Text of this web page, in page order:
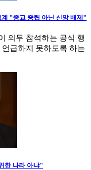
"종교 중립 아닌 신앙 배제"
의무 참석하는 공식 행
급하지 못하도록 하는
한 나라 아냐"